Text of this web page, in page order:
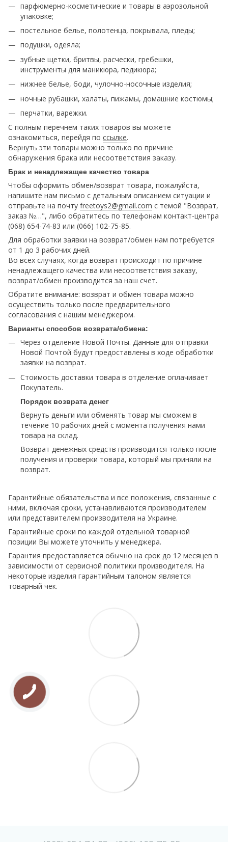
парфюмерно-косметические и товары в аэрозольной
упаковке;
постельное белье, полотенца, покрывала, пледы;
подушки, одеяла;
зубные щетки, бритвы, расчески, гребешки,
инструменты для маникюра, педикюра;
нижнее белье, боди, чулочно-носочные изделия;
ночные рубашки, халаты, пижамы, домашние костюмы;
перчатки, варежки.
С полным перечнем таких товаров вы можете
ознакомиться, перейдя по ссылке.
Вернуть эти товары можно только по причине
обнаружения брака или несоответствия заказу.
Брак и ненадлежащее качество товара
Чтобы оформить обмен/возврат товара, пожалуйста,
напишите нам письмо с детальным описанием ситуации и
отправьте на почту freetoys2@gmail.com c темой "Возврат,
заказ №…", либо обратитесь по телефонам контакт-центра
(068) 654-74-83 или (066) 102-75-85.
Для обработки заявки на возврат/обмен нам потребуется
от 1 до 3 рабочих дней.
Во всех случаях, когда возврат происходит по причине
ненадлежащего качества или несоответствия заказу,
возврат/обмен производится за наш счет.
Обратите внимание: возврат и обмен товара можно
осуществить только после предварительного
согласования с нашим менеджером.
Варианты способов возврата/обмена:
Через отделение Новой Почты. Данные для отправки
Новой Почтой будут предоставлены в ходе обработки
заявки на возврат.
Стоимость доставки товара в отделение оплачивает
Покупатель.
Порядок возврата денег
Вернуть деньги или обменять товар мы сможем в
течение 10 рабочих дней с момента получения нами
товара на склад.
Возврат денежных средств производится только после
получения и проверки товара, который мы приняли на
возврат.
Гарантийные обязательства и все положения, связанные с
ними, включая сроки, устанавливаются производителем
или представителем производителя на Украине.
Гарантийные сроки по каждой отдельной товарной
позиции Вы можете уточнить у менеджера.
Гарантия предоставляется обычно на срок до 12 месяцев в
зависимости от сервисной политики производителя. На
некоторые изделия гарантийным талоном является
товарный чек.